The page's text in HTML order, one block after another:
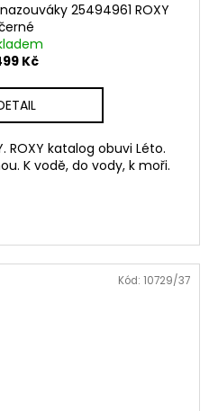
25494961 ROXY
Kč
ROXY katalog obuvi Léto.
K vodě, do vody, k moři.
Kód: 10729/37